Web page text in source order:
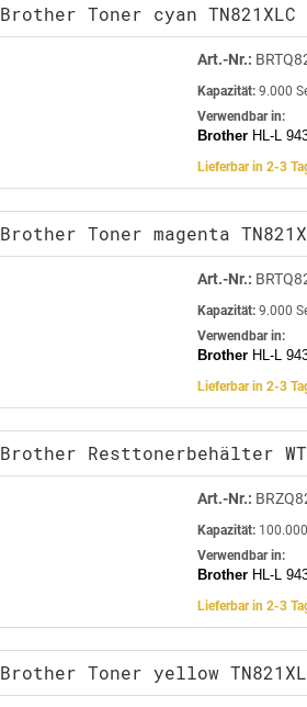
Brother Toner cyan TN821XLC
Art.-Nr.:
Kapazität: 9.000
Verwendbar in:
Brother HL-L
Lieferbar in 2-3
Brother Toner magenta
Art.-Nr.:
Kapazität: 9.000
Verwendbar in:
Brother HL-L
Lieferbar in 2-3
Brother Resttonerbehälter
Art.-Nr.:
Kapazität:
Verwendbar in:
Brother HL-L
Lieferbar in 2-3
Brother Toner yellow